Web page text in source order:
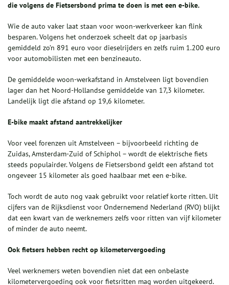
die volgens de Fietsersbond prima te doen is met een e-bike.
Wie de auto vaker laat staan voor woon-werkverkeer kan flink
besparen. Volgens het onderzoek scheelt dat op jaarbasis
gemiddeld zo’n 891 euro voor dieselrijders en zelfs ruim 1.200 euro
voor automobilisten met een benzineauto.
De gemiddelde woon-werkafstand in Amstelveen ligt bovendien
lager dan het Noord-Hollandse gemiddelde van 17,3 kilometer.
Landelijk ligt die afstand op 19,6 kilometer.
E-bike maakt afstand aantrekkelijker
Voor veel forenzen uit Amstelveen – bijvoorbeeld richting de
Zuidas, Amsterdam-Zuid of Schiphol – wordt de elektrische fiets
steeds populairder. Volgens de Fietsersbond geldt een afstand tot
ongeveer 15 kilometer als goed haalbaar met een e-bike.
Toch wordt de auto nog vaak gebruikt voor relatief korte ritten. Uit
cijfers van de Rijksdienst voor Ondernemend Nederland (RVO) blijkt
dat een kwart van de werknemers zelfs voor ritten van vijf kilometer
of minder de auto neemt.
Ook fietsers hebben recht op kilometervergoeding
Veel werknemers weten bovendien niet dat een onbelaste
kilometervergoeding ook voor fietsritten mag worden uitgekeerd.